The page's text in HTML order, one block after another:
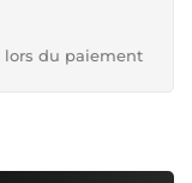
lors du paiement